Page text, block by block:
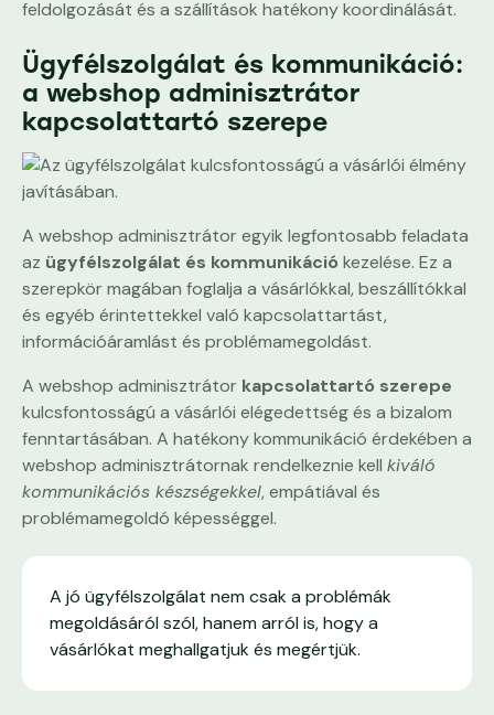
feldolgozását és a szállítások hatékony koordinálását.
Ügyfélszolgálat és kommunikáció:
a webshop adminisztrátor
kapcsolattartó szerepe
A webshop adminisztrátor egyik legfontosabb feladata
az ügyfélszolgálat és kommunikáció kezelése. Ez a
szerepkör magában foglalja a vásárlókkal, beszállítókkal
és egyéb érintettekkel való kapcsolattartást,
információáramlást és problémamegoldást.
A webshop adminisztrátor kapcsolattartó szerepe
kulcsfontosságú a vásárlói elégedettség és a bizalom
fenntartásában. A hatékony kommunikáció érdekében a
webshop adminisztrátornak rendelkeznie kell kiváló
kommunikációs készségekkel, empátiával és
problémamegoldó képességgel.
A jó ügyfélszolgálat nem csak a problémák
megoldásáról szól, hanem arról is, hogy a
vásárlókat meghallgatjuk és megértjük.